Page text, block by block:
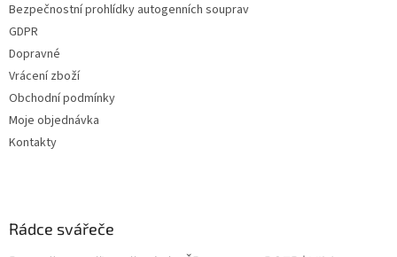
Bezpečnostní prohlídky autogenních souprav
GDPR
Dopravné
Vrácení zboží
Obchodní podmínky
Moje objednávka
Kontakty
Rádce svářeče